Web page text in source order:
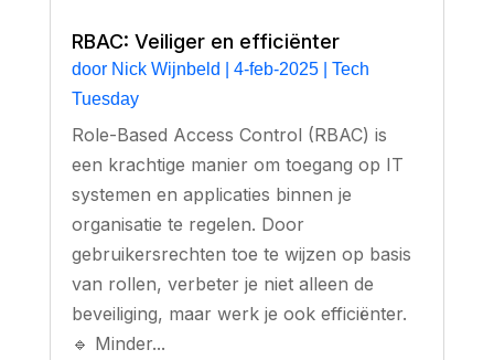
RBAC: Veiliger en efficiënter
door Nick Wijnbeld 4-feb-2025| Tech
Tuesday
Role-Based Access Control (RBAC) is
een krachtige manier om toegang op IT
systemen en applicaties binnen je
organisatie te regelen. Door
gebruikersrechten toe te wijzen op basis
van rollen, verbeter je niet alleen de
beveiliging, maar werk je ook efficiënter.
🔹 Minder...